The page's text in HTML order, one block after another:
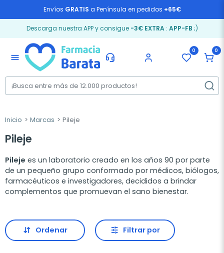
Envíos GRATIS a Península en pedidos +65€
Descarga nuestra APP y consigue -3€ EXTRA: APP-FB ;)
menu
0 0
Inicio Marcas Pileje
Pileje
Pileje es un laboratorio creado en los años 90 por parte
de un pequeño grupo conformado por médicos, biólogos,
farmacéuticos e investigadores, decididos a brindar
complementos que promuevan el sano bienestar.
Ordenar Filtrar por